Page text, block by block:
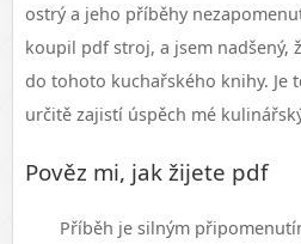
ostrý a jeho příběhy
koupil pdf stroj, a jsem nadšený,
do tohoto kuchařského knihy. Je
určitě zajistí úspěch mé
Pověz mi, jak žijete pdf
Příběh je silným